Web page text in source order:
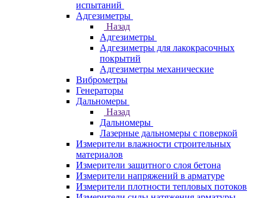
испытаний
Адгезиметры
Назад
Адгезиметры
Адгезиметры для лакокрасочных
покрытий
Адгезиметры механические
Виброметры
Генераторы
Дальномеры
Назад
Дальномеры
Лазерные дальномеры с поверкой
Измерители влажности строительных
материалов
Измерители защитного слоя бетона
Измерители напряжений в арматуре
Измерители плотности тепловых потоков